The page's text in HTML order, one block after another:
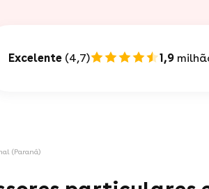
Excelente (4,7) 1,9
(Paraná)